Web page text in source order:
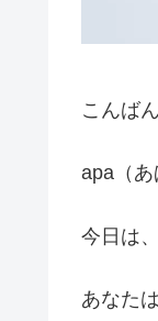
こんば
apa（あ
今日は
あなた